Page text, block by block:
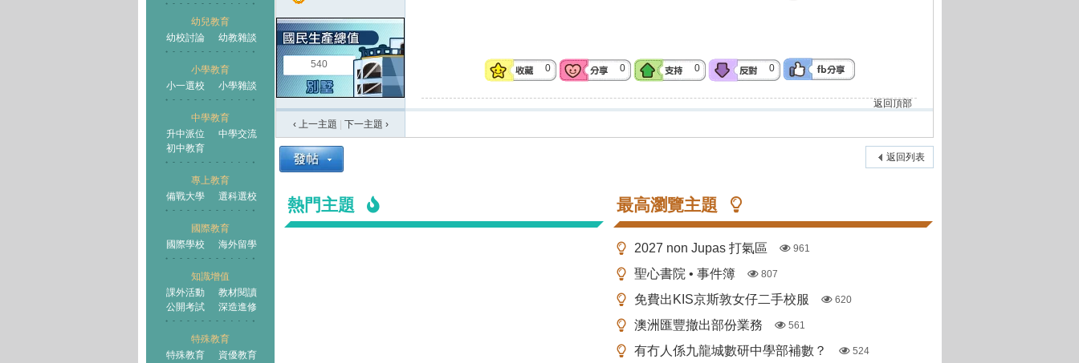
幼兒教育
幼校討論
幼教雜談
小學教育
小一選校
小學雜談
中學教育
升中派位
中學交流
初中教育
專上教育
備戰大學
選科選校
國際教育
國際學校
海外留學
知識增值
課外活動
教材閱讀
公開考試
深造進修
特殊教育
特殊教育
資優教育
王國
540 0 0 0 0
返回頂部
‹ 上一主題
下一主題 ›
返回列表
熱門主題 最高瀏覽主題
2027 non Jupas 打氣區 961
聖心書院 • 事件簿 807
免費出KIS京斯敦女仔二手校服 620
澳洲匯豐撤出部份業務 561
有冇人係九龍城數研中學部補數？ 524